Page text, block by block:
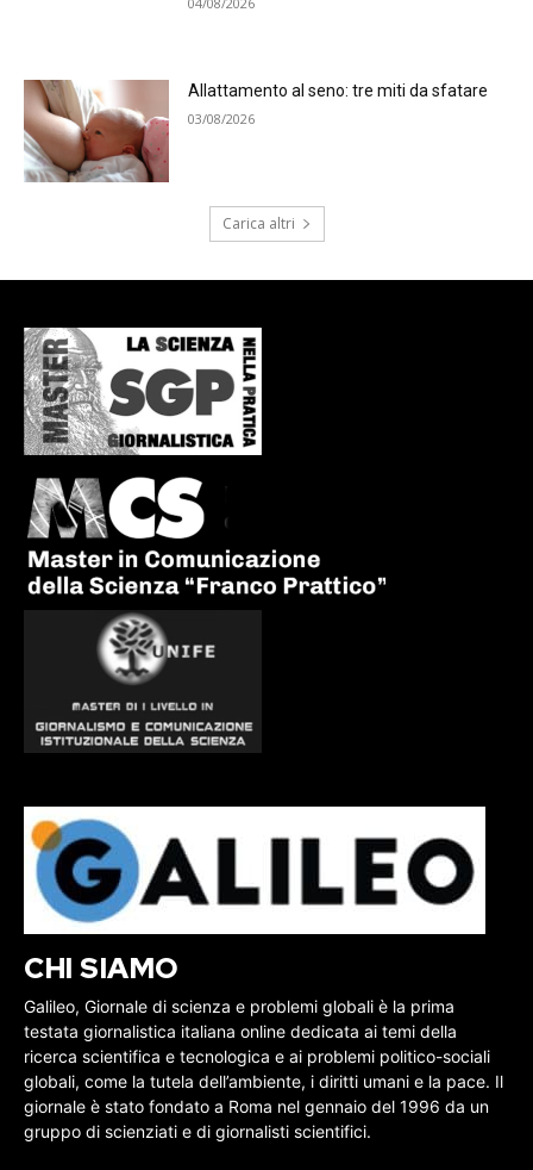
Allattamento al seno: tre miti da sfatare
03/08/2026
Carica altri
CHI SIAMO
Galileo, Giornale di scienza e problemi globali è la prima
testata giornalistica italiana online dedicata ai temi della
ricerca scientifica e tecnologica e ai problemi politico-sociali
globali, come la tutela dell’ambiente, i diritti umani e la pace. Il
giornale è stato fondato a Roma nel gennaio del 1996 da un
gruppo di scienziati e di giornalisti scientifici.